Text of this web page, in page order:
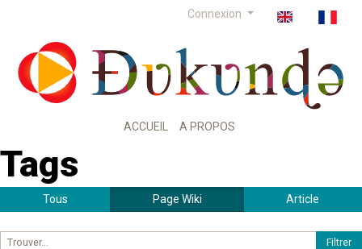
Connexion
ACCUEIL A PROPOS
Tags
Tous Page Wiki Article